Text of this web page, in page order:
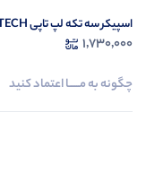
اسپیکر سه تکه لپ تاپی JERTECH مدل SBK-8010
1,730,000
چگونه به مــــــا اعتماد کنید